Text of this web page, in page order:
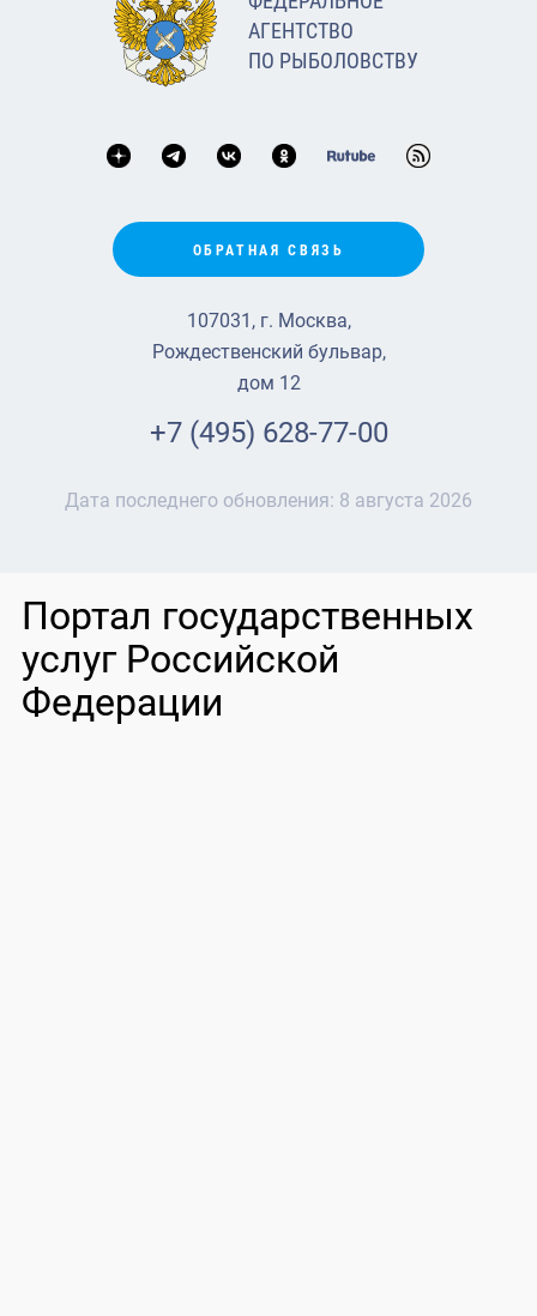
АГЕНТСТВО
ПО РЫБОЛОВСТВУ
ОБРАТНАЯ СВЯЗЬ
107031, г. Москва,
Рождественский бульвар,
дом 12
+7 (495) 628-77-00
Дата последнего обновления: 8 августа 2026
Портал государственных
услуг Российской
Федерации